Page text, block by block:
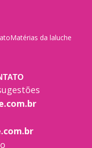
Matérias da laluche